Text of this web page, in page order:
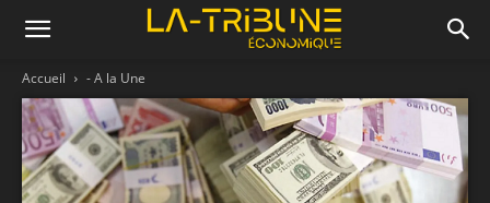
Accueil - A la Une